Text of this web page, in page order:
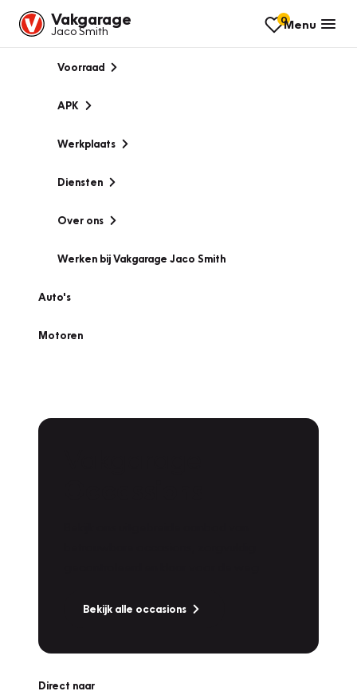
Vakgarage
Jaco Smith
0Menu
Voorraad
APK
Werkplaats
Diensten
Over ons
Werken bij Vakgarage Jaco Smith
Auto's
Motoren
Bekijk alle occasions
Direct naar